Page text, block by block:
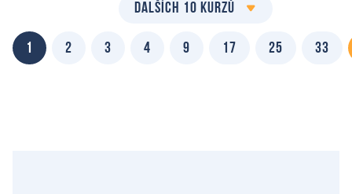
DALŠÍCH 10 KURZŮ
1 2 3 4 9 17 25 33